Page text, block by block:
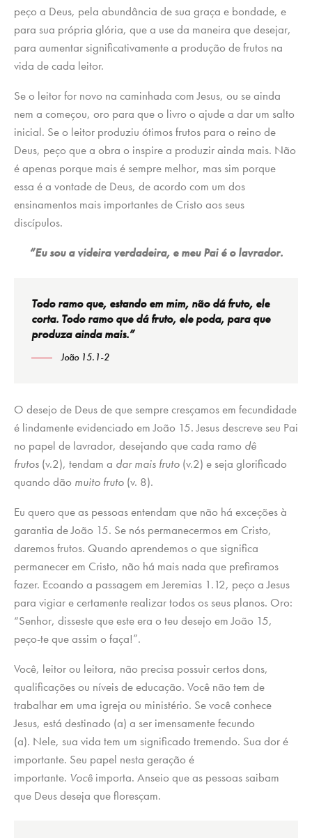
peço a Deus, pela abundância de sua graça e bondade, e
para sua própria glória, que a use da maneira que desejar,
para aumentar significativamente a produção de frutos na
vida de cada leitor.
Se o leitor for novo na caminhada com Jesus, ou se ainda
nem a começou, oro para que o livro o ajude a dar um salto
inicial. Se o leitor produziu ótimos frutos para o reino de
Deus, peço que a obra o inspire a produzir ainda mais. Não
é apenas porque mais é sempre melhor, mas sim porque
essa é a vontade de Deus, de acordo com um dos
ensinamentos mais importantes de Cristo aos seus
discípulos.
“Eu sou a videira verdadeira, e meu Pai é o lavrador.
Todo ramo que, estando em mim, não dá fruto, ele
corta. Todo ramo que dá fruto, ele poda, para que
produza ainda mais.”
João 15.1-2
O desejo de Deus de que sempre cresçamos em fecundidade
é lindamente evidenciado em João 15. Jesus descreve seu Pai
no papel de lavrador, desejando que cada ramo dê
frutos (v.2), tendam a dar mais fruto (v.2) e seja glorificado
quando dão muito fruto (v. 8).
Eu quero que as pessoas entendam que não há exceções à
garantia de João 15. Se nós permanecermos em Cristo,
daremos frutos. Quando aprendemos o que significa
permanecer em Cristo, não há mais nada que prefiramos
fazer. Ecoando a passagem em Jeremias 1.12, peço a Jesus
para vigiar e certamente realizar todos os seus planos. Oro:
“Senhor, disseste que este era o teu desejo em João 15,
peço-te que assim o faça!”.
Você, leitor ou leitora, não precisa possuir certos dons,
qualificações ou níveis de educação. Você não tem de
trabalhar em uma igreja ou ministério. Se você conhece
Jesus, está destinado (a) a ser imensamente fecundo
(a). Nele, sua vida tem um significado tremendo. Sua dor é
importante. Seu papel nesta geração é
importante. Você importa. Anseio que as pessoas saibam
que Deus deseja que floresçam.